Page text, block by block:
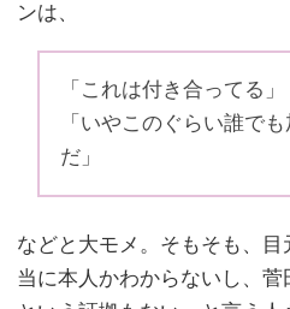
ンは、
「これは付き合ってる」
「いやこのぐらい誰で
だ」
などと大モメ。そもそも、
当に本人かわからないし、